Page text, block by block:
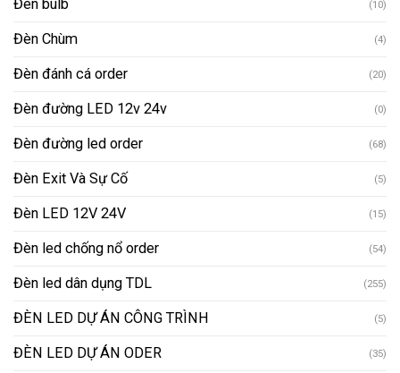
Đèn bulb (10)
Đèn Chùm (4)
Đèn đánh cá order (20)
Đèn đường LED 12v 24v (0)
Đèn đường led order (68)
Đèn Exit Và Sự Cố (5)
Đèn LED 12V 24V (15)
Đèn led chống nổ order (54)
Đèn led dân dụng TDL (255)
ĐÈN LED DỰ ÁN CÔNG TRÌNH (5)
ĐÈN LED DỰ ÁN ODER (35)